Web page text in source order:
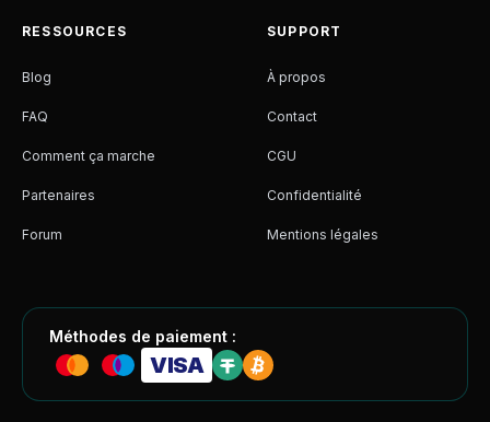
RESSOURCES
Blog
FAQ
Comment ça marche
Partenaires
Forum
SUPPORT
À propos
Contact
CGU
Confidentialité
Mentions légales
Méthodes de paiement :
VISA